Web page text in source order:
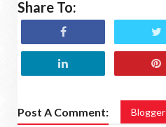
Share To:
Post A Comment: Blogger